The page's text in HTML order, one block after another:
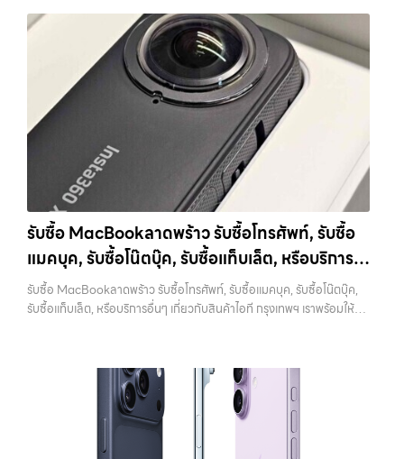
วัชรพล รามอินทรา รับซื้อสินค้าไอทีวัชรพล — ผู้เชี่ยวชาญด้านการให้
บริการ รับซื้อมือถือ iPhone, Samsung, ไอแพด แท็บเล็ตทุกยี่ห้อ ในราคา
สูง พร้อมจ่ายเงินทันที รับซื้อสินค้าไอทีวัชรพล ผู้เชี่ยวชาญด้านการให้
บริการ รับซื้อมือถือ iPhone, Samsung, ไอแพด แท็บเล็ตทุกยี่ห้อ ในราคา
สูง พร้อมจ่ายเงินทันที รับซื้อ iPhone… รับซื้อสินค้าไอทีวัชรพล รับซื้อ
iPhone ทุกรุ่น ให้ราคาสูง พร้อมจ่ายเงินทันที ประสบการณ์เหนือระดับกับ
การ รับซื้อไอโฟน, รับซื้อไอแพด, รับซื้อมือถือ ยินดีต้อนรับสู่ “รับซื้อขายมือ
ถือ.com” เว็บไซต์ที่คุณไว้วางใจได้ สำหรับบริการ รับซื้อ มือถือ iPhone,
Samsung, iPad, แท็บเล็ต ทุกยี่ห้อ ให้ราคาสูง พร้อมจ่ายเงินทันที
ครอบคลุมพื้นที่ ลาดพร้าว, รัชดา, บางรัก, แจ้งวัฒนะ, บางแค, วัชรพล,
รามอินทรา และเขตกรุงเทพฯ ใกล้ “ใกล้ ฉัน” ที่สุด ในยุคที่สมาร์ทโฟน
แท็บเล็ต และอุปกรณ์ไอทีใหม่ๆ เปลี่ยนรุ่นกันแทบทุกช่วงเวลา อุปกรณ์ที่คุณ
ใช้แล้วอาจกลายเป็นของที่ไม่ได้ใช้งานอยู่เฉยๆ เว็บไซต์ของเราจึงเกิดขึ้นเพื่อ
เป็นทางเลือกให้คุณสามารถเปลี่ยนอุปกรณ์ที่ไม่ใช้แล้วให้กลายเป็นเงินสดได้
รับซื้อโน๊ตบุ๊ค, รับซื้อแท็บเล็ต, รับซื้อสินค้าไอทีกรุงเทพมหานคร อย่างครบ
วงจร ไม่ว่าคุณจะอยู่โซนเมืองหรือเขตชานเมือง เรามีทีมงานพร้อมให้บริการ
ทรัพย์สินที่มีมูลค่า คุณอาจต้องการเปลี่ยนรุ่น หรือต้องการเงินด่วน เราจึง
มอบบริการประเมินสภาพเครื่อง ฟรี ปราบปรามความยุ่งยากทั้งหลาย โดย
เน้น โปร่งใส มั่นใจได้ และจ่ายเงินทันทีเมื่อตกลงซื้อขายสำเร็จ บริการของเรา
ครอบคลุมทั้ง iPhone สายใหม่-เก่า, Samsung ทุกรุ่น, iPad และแท็บเล็ต
ทุกแบรนด์ เรารับถึงแม้จะอยู่ในสภาพใช้งานแล้ว ตกแต่งแล้ว หรือมีรอยบ้าง
รับซื้อ MacBookลาดพร้าว รับซื้อโทรศัพท์, รับซื้อ
แมคบุค, รับซื้อโน๊ตบุ๊ค, รับซื้อแท็บเล็ต, หรือบริการ
อื่นๆ เกี่ยวกับสินค้าไอที กรุงเทพฯ เราพร้อมให้
บริการครบวงจร
รับซื้อ MacBookลาดพร้าว รับซื้อโทรศัพท์, รับซื้อแมคบุค, รับซื้อโน๊ตบุ๊ค,
รับซื้อแท็บเล็ต, หรือบริการอื่นๆ เกี่ยวกับสินค้าไอที กรุงเทพฯ เราพร้อมให้
แจ้งวัฒนะ บางแค วัชรพล รามอินทรา รับซื้อ MacBookลาดพร้าว — รับ
ซื้อโทรศัพท์, รับซื้อแมคบุค, รับซื้อโน๊ตบุ๊ค, รับซื้อแท็บเล็ต, หรือบริการอื่นๆ
เกี่ยวกับสินค้าไอที กรุงเทพฯ เราพร้อมให้บริการครบวงจร รับซื้อ
MacBookลาดพร้าว รับซื้อโทรศัพท์, รับซื้อแมคบุค, รับซื้อโน๊ตบุ๊ค, รับซื้อ
แท็บเล็ต, หรือบริการอื่นๆ เกี่ยวกับสินค้าไอที กรุงเทพฯ… รับซื้อ